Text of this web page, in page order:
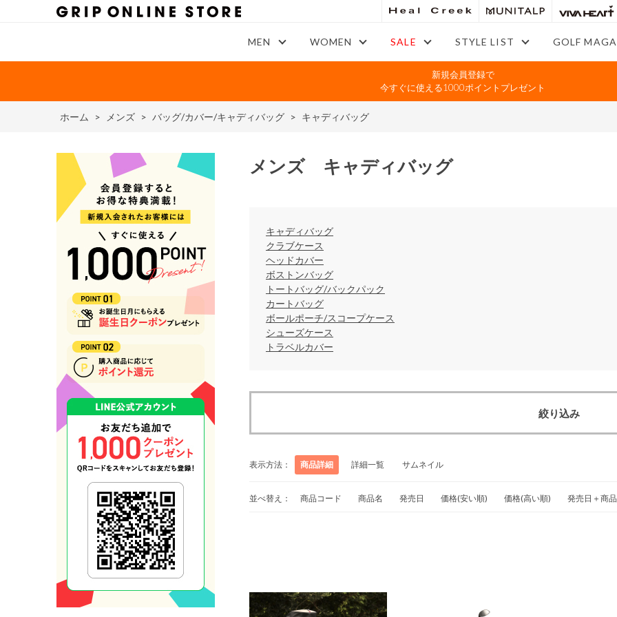
MEN WOMEN SALE STYLE LIST GOLF
新規会員登録で
今すぐに使える1000ポイントプレゼント
ホーム > メンズ > バッグ/カバー/キャディバッグ > キャディバッグ
メンズ キャディバッグ
キャディバッグ
クラブケース
ヘッドカバー
ボストンバッグ
トートバッグ/バックパック
カートバッグ
ボールポーチ/スコープケース
シューズケース
トラベルカバー
絞り込み
表示方法： 商品詳細 詳細一覧 サムネイル
並べ替え： 商品コード 商品名 発売日 価格(安い順) 価格(高い順) 発売日＋商